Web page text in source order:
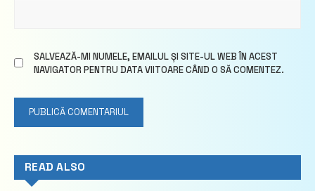
SALVEAZĂ-MI NUMELE, EMAILUL ȘI SITE-UL WEB ÎN ACEST
NAVIGATOR PENTRU DATA VIITOARE CÂND O SĂ COMENTEZ.
READ ALSO